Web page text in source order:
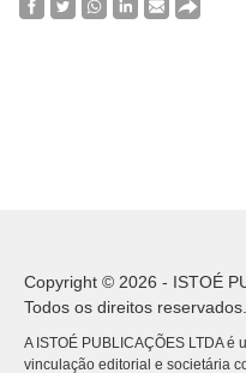
Copyright © 2026 - ISTOÉ
Todos os direitos reservados.
A ISTOÉ PUBLICAÇÕES LTDA
vinculação editorial e societária